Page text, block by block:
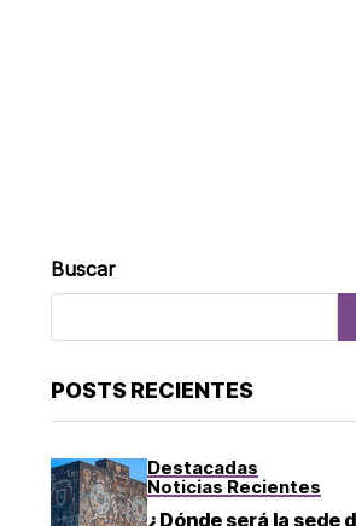
Buscar
POSTS RECIENTES
Destacadas
Noticias Recientes
¿Dónde será la sede